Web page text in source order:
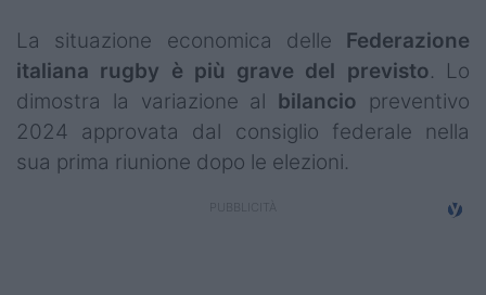
World Rugby
Rugby World Cup
Super Rugby
La situazione economica delle Federazione
italiana rugby è più grave del previsto. Lo
dimostra la variazione al bilancio preventivo
2024 approvata dal consiglio federale nella
sua prima riunione dopo le elezioni.